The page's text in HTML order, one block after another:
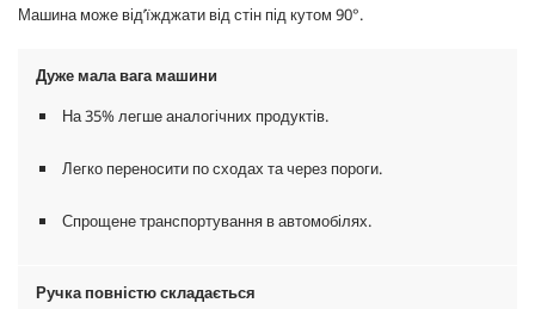
Машина може від’їжджати від стін під кутом 90°.
Дуже мала вага машини
На 35% легше аналогічних продуктів.
Легко переносити по сходах та через пороги.
Спрощене транспортування в автомобілях.
Ручка повністю складається